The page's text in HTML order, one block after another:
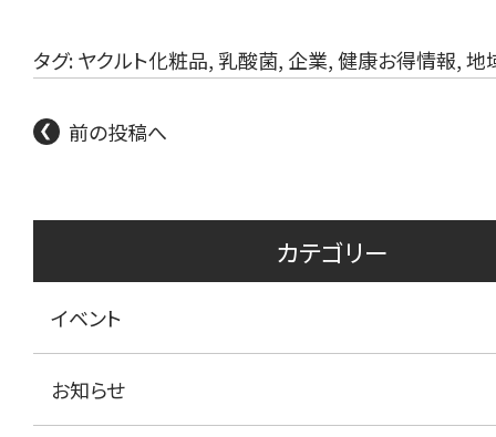
タグ:ヤクルト化粧品, 乳酸菌, 企業,健康お得情報,地
前の投稿へ
カテゴリー
イベント
お知らせ